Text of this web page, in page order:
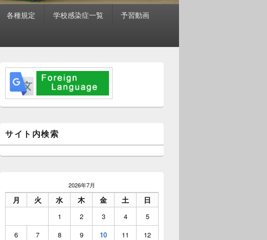
各種規定 学校感染症一覧 予習動画
メ
ー
ジ
エ
サイト内検索
2026年7月
月 火 水 木 金 土 日
1 2 3 4
5
6
7 8 9 10 11
12